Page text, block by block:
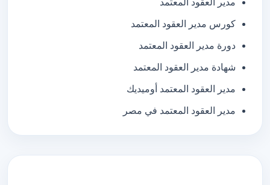
مدير العقود المعتمد
كورس مدير العقود المعتمد
دورة مدير العقود المعتمد
شهادة مدير العقود المعتمد
مدير العقود المعتمد أوميديك
مدير العقود المعتمد في مصر